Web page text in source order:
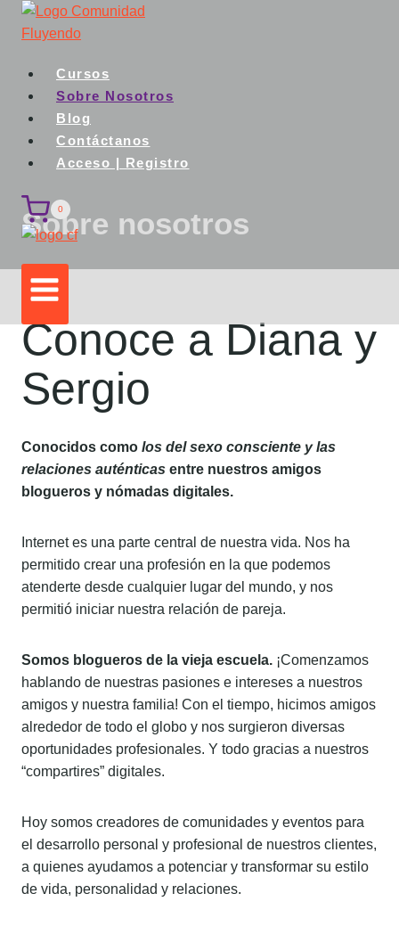
Saltar
Cursos
Sobre Nosotros
Blog
Contáctanos
Acceso | Registro
0
Sobre nosotros
Conoce a Diana y
Sergio
Conocidos como los del sexo consciente y las
relaciones auténticas entre nuestros amigos
blogueros y nómadas digitales.
Internet es una parte central de nuestra vida. Nos ha
permitido crear una profesión en la que podemos
atenderte desde cualquier lugar del mundo, y nos
permitió iniciar nuestra relación de pareja.
Somos blogueros de la vieja escuela. ¡Comenzamos
hablando de nuestras pasiones e intereses a nuestros
amigos y nuestra familia! Con el tiempo, hicimos amigos
alrededor de todo el globo y nos surgieron diversas
oportunidades profesionales. Y todo gracias a nuestros
“compartires” digitales.
Hoy somos creadores de comunidades y eventos para
el desarrollo personal y profesional de nuestros clientes,
a quienes ayudamos a potenciar y transformar su estilo
de vida, personalidad y relaciones.